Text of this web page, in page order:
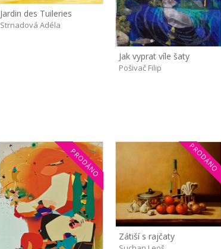
Jardin des Tuileries
Strnadová Adéla
Jak vyprat víle šaty
Pošivač Filip
PRODÁNO PRODÁNO
Zátiší s rajčaty